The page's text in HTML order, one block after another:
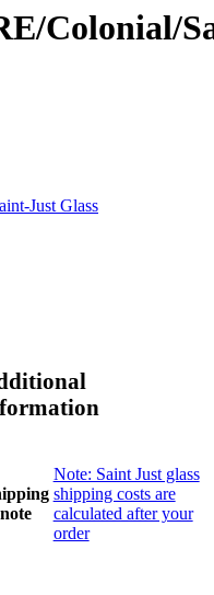
Colonial/
Rolled,90
Just Glass
note
Note: Saint Just glass
shipping costs are
calculated after your
order